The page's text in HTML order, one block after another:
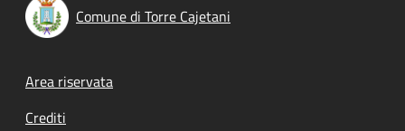
Comune di Torre Cajetani
Footer menu
Area riservata
Crediti